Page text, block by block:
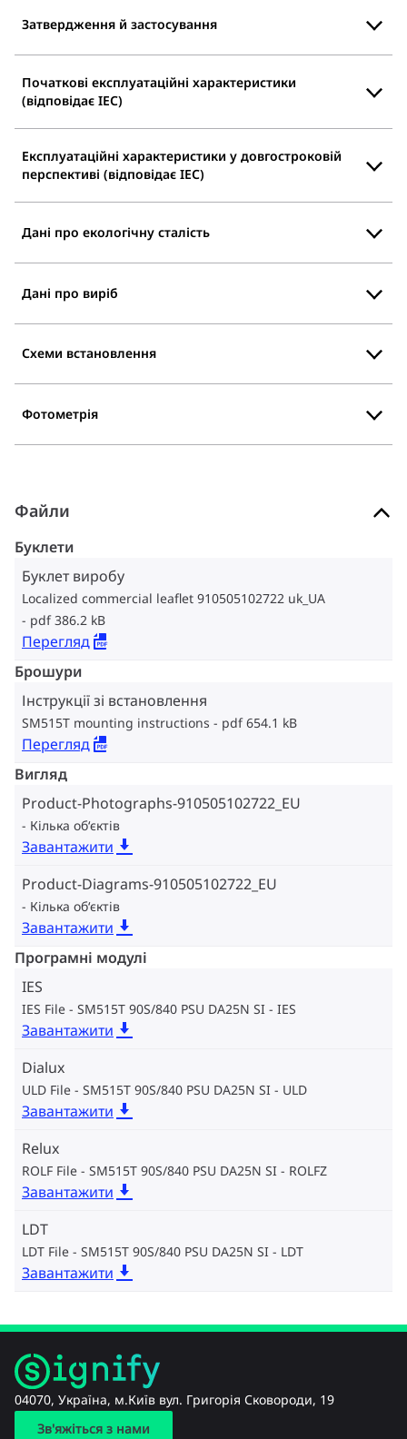
Затвердження й застосування
Початкові експлуатаційні характеристики
(відповідає IEC)
Експлуатаційні характеристики у довгостроковій
перспективі (відповідає IEC)
Дані про екологічну сталість
Дані про виріб
Схеми встановлення
Фотометрія
Файли
Буклети
Буклет виробу
Localized commercial leaflet 910505102722 uk_UA
pdf 386.2 kB
Перегляд
Брошури
Інструкції зі встановлення
SM515T mounting instructions pdf 654.1 kB
Перегляд
Вигляд
Product-Photographs-910505102722_EU
Кілька об‘єктів
Завантажити
Product-Diagrams-910505102722_EU
Кілька об‘єктів
Завантажити
Програмні модулі
IES
IES File - SM515T 90S/840 PSU DA25N SI IES
Завантажити
Dialux
ULD File - SM515T 90S/840 PSU DA25N SI ULD
Завантажити
Relux
ROLF File - SM515T 90S/840 PSU DA25N SI ROLFZ
Завантажити
LDT
LDT File - SM515T 90S/840 PSU DA25N SI LDT
Завантажити
04070, Україна, м.Київ вул. Григорія Сковороди, 19
Зв'яжіться з нами